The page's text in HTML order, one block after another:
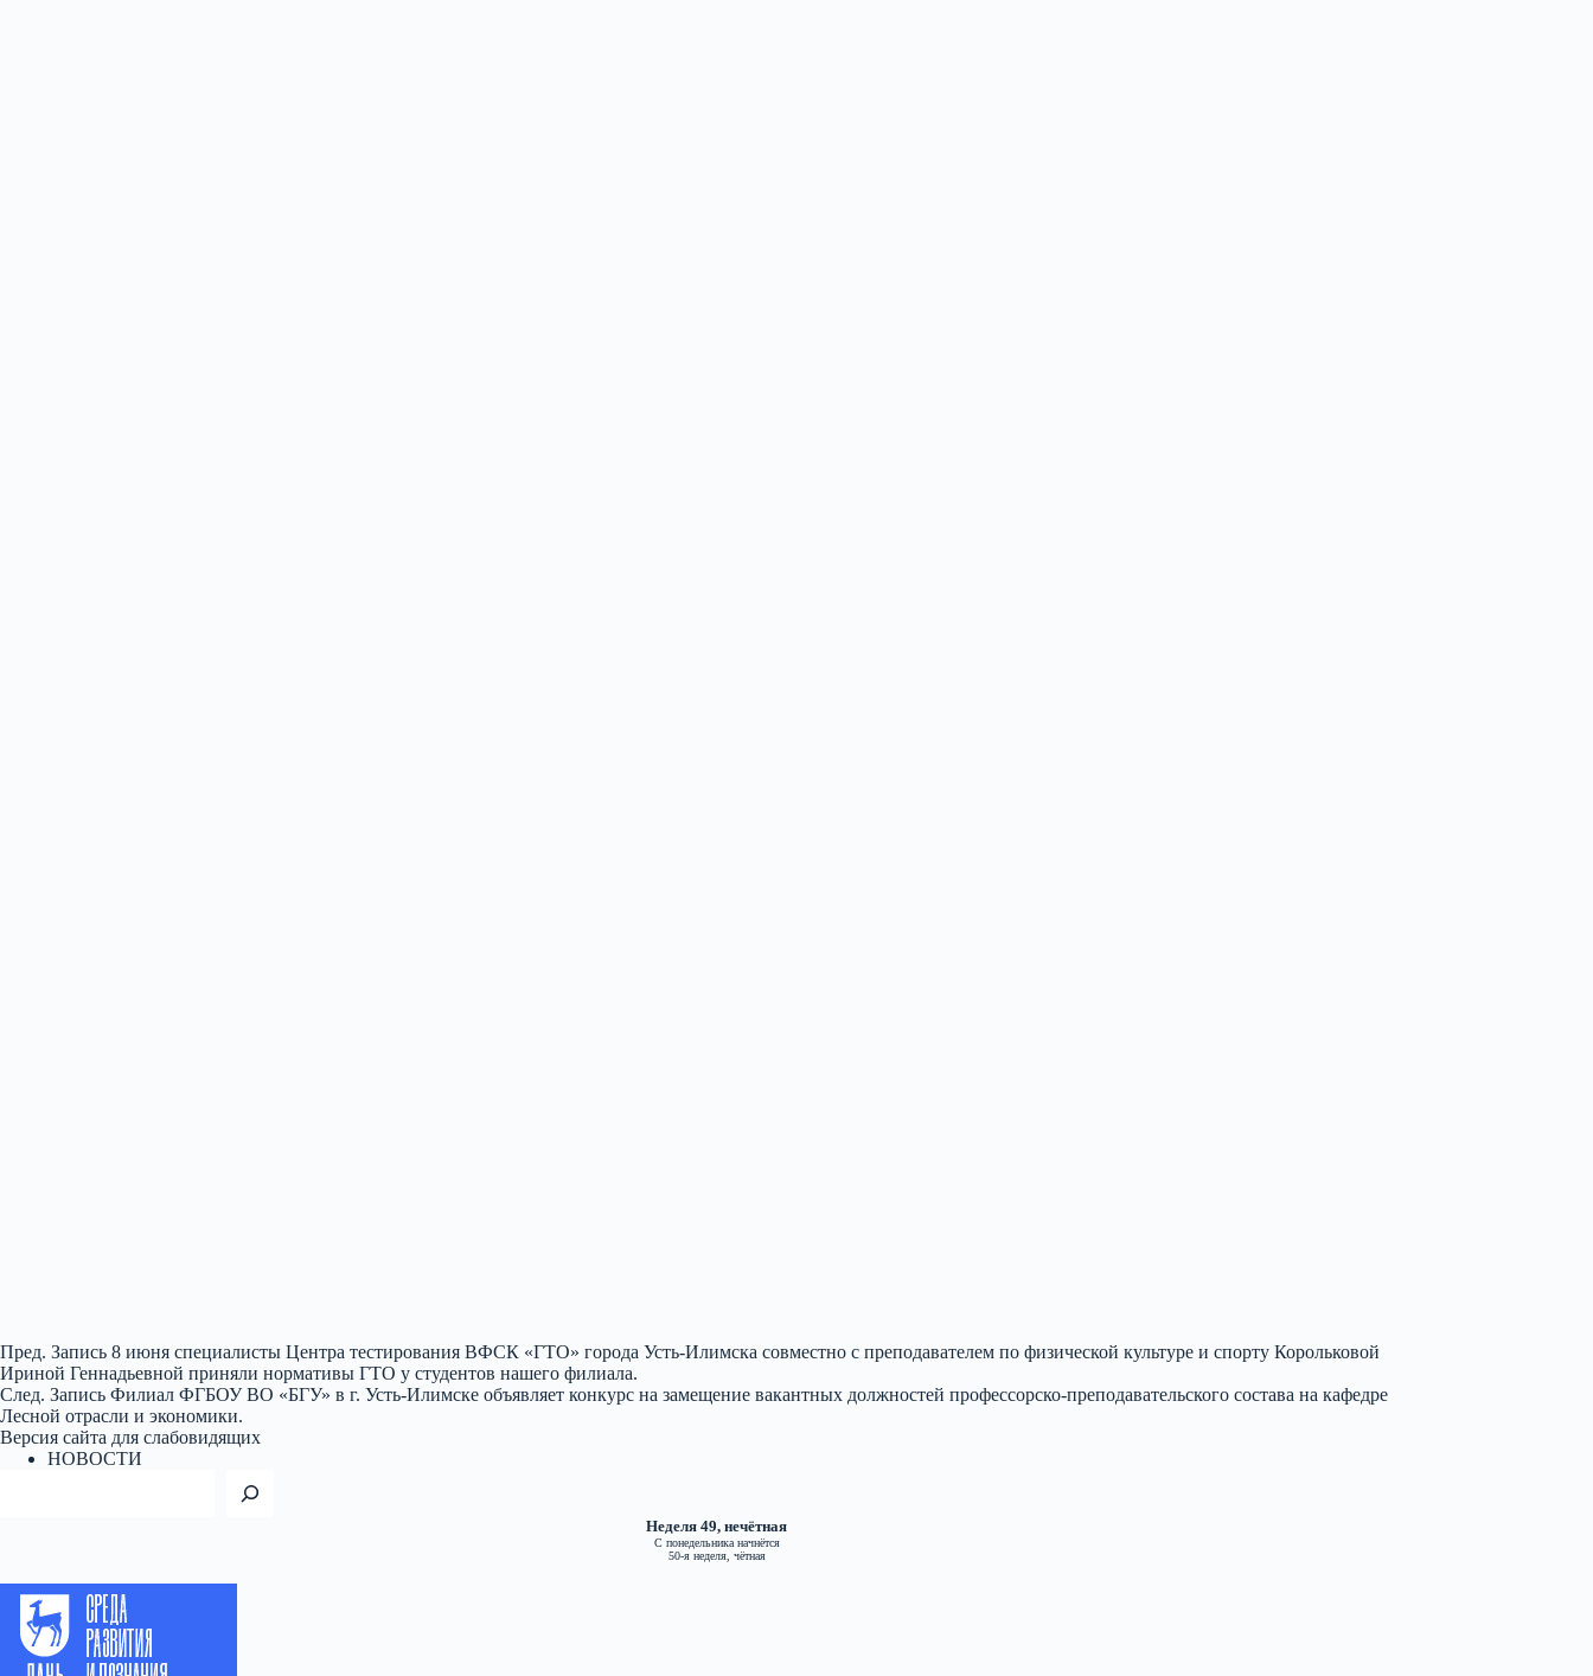
Пред. Запись 8 июня специалисты Центра тестирования ВФСК «ГТО» города Усть-Илимска совместно с преподавателем по физической культуре и спорту Корольковой
Ириной Геннадьевной приняли нормативы ГТО у студентов нашего филиала.
След. Запись Филиал ФГБОУ ВО «БГУ» в г. Усть-Илимске объявляет конкурс на замещение вакантных должностей профессорско-преподавательского состава на кафедре
Лесной отрасли и экономики.
Версия сайта для слабовидящих
НОВОСТИ
Неделя 49, нечётная
С понедельника начнётся
50-я неделя, чётная